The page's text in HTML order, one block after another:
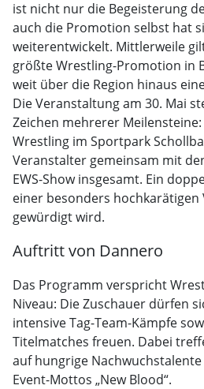
ist nicht nur die Begeisterung
auch die Promotion selbst hat
weiterentwickelt. Mittlerweile
größte Wrestling-Promotion in
weit über die Region hinaus
Die Veranstaltung am 30. Mai
Zeichen mehrerer Meilensteine:
Wrestling im Sportpark
Veranstalter gemeinsam mit
EWS-Show insgesamt. Ein
einer besonders
gewürdigt wird.
Auftritt von Dannero
Das Programm verspricht
Niveau: Die Zuschauer dürfen
intensive Tag-Team-Kämpfe
Titelmatches freuen. Dabei
auf hungrige Nachwuchstalente
Event-Mottos „New Blood“.